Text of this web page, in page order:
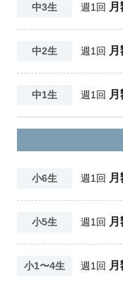
中3生 週1回 月
中2生 週1回 月
中1生 週1回 月
小6生 週1回 月
小5生 週1回 月
小1〜4生 週1回 月